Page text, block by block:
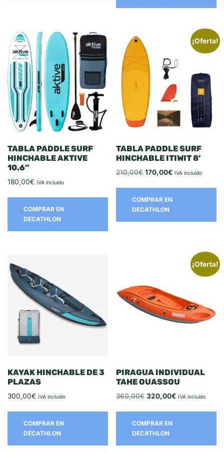
TABLA PADDLE SURF
HINCHABLE AKTIVE
10.6’’
180,00€ IVA incluido
COMPRAR EN
DECATHLON
¡Oferta!
TABLA PADDLE SURF
HINCHABLE ITIWIT 8’
210,00€ 170,00€ IVA incluido
COMPRAR EN
DECATHLON
KAYAK HINCHABLE DE 3
PLAZAS
300,00€ IVA incluido
COMPRAR EN
DECATHLON
¡Oferta!
PIRAGUA INDIVIDUAL
TAHE OUASSOU
360,00€ 320,00€ IVA incluido
COMPRAR EN
DECATHLON